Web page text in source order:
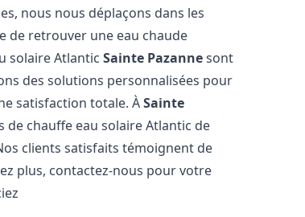
nous nous déplaçons dans les
de retrouver une eau chaude
solaire AtlanticSainte Pazannesont
des solutions personnalisées pour
satisfaction totale. ÀSainte
de chauffe eau solaire Atlantic de
clients satisfaits témoignent de
plus, contactez-nous pour votre